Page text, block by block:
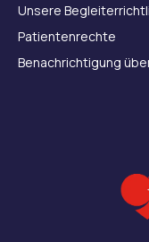
Unsere
Patientenrechte
Benachrichtigung